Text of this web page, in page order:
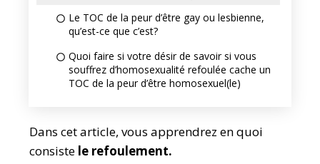
Le TOC de la peur d’être gay ou lesbienne,
qu’est-ce que c’est?
Quoi faire si votre désir de savoir si vous
souffrez d’homosexualité refoulée cache un
TOC de la peur d’être homosexuel(le)
Dans cet article, vous apprendrez en quoi
consiste le refoulement.